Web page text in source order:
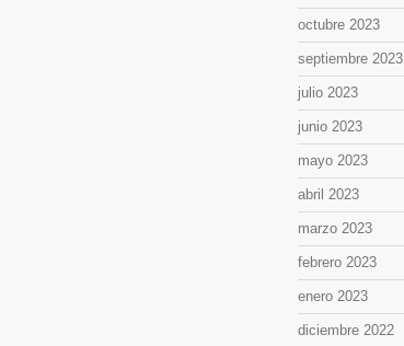
octubre 2023
septiembre 2023
julio 2023
junio 2023
mayo 2023
abril 2023
marzo 2023
febrero 2023
enero 2023
diciembre 2022